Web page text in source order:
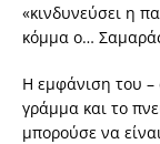
«κινδυνεύσει η
κόμμα ο…
Η εμφάνιση του –
γράμμα και το
μπορούσε να